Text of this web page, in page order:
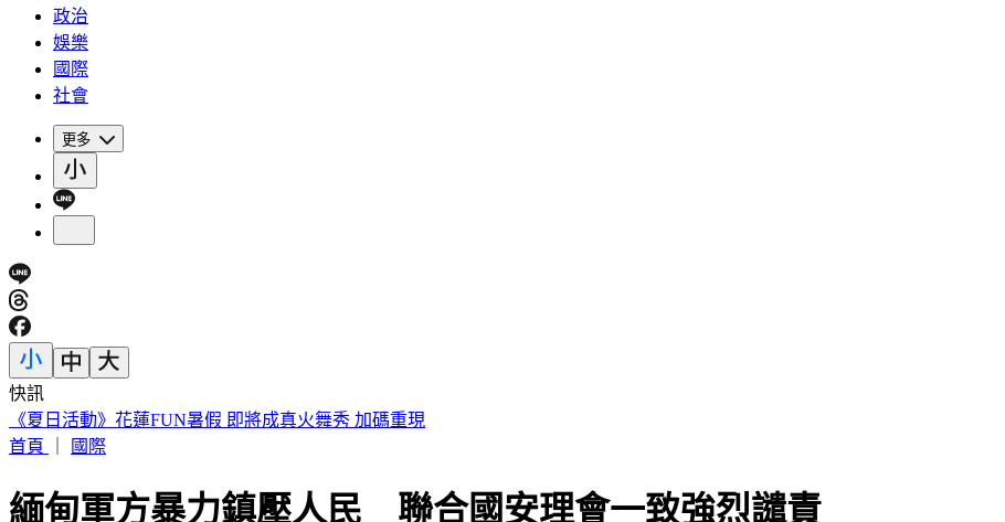
政治
娛樂
國際
社會
更多
快訊
188萬《龍藏經》賣掉了！大戶不甩7折 店員爆「付現買原價」
首頁
國際
緬甸軍方暴力鎮壓人民 聯合國安理會一致強烈譴責